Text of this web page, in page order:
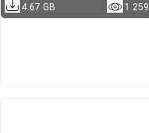
4.67 GB 1 259